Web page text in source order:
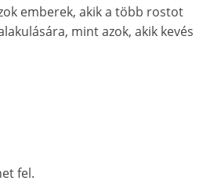
emberek, akik a több rostot
mint azok, akik kevés
fel.